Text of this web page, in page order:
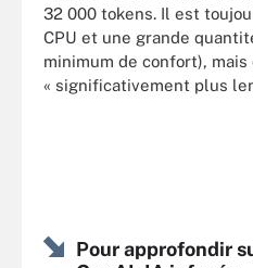
32 000 tokens. Il est
CPU et une grande
minimum de confort), mais
« significativement plus
Pour approfondir